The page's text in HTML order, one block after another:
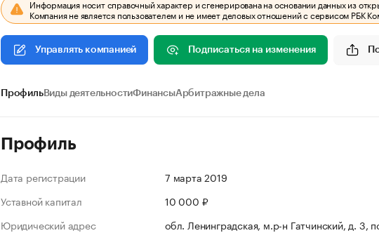
Информация носит справочный характер и сгенерирована на основании данных из
Компания не является пользователем и не имеет деловых отношений с сервисом РБК
Управлять компанией Подписаться на изменения
ПрофильВиды деятельностиФинансыАрбитражные дела
Профиль
Дата регистрации
7 марта 2019
Уставной капитал
10 000 ₽
Юридический адрес
обл. Ленинградская, м.р-н Гатчинский, д. 3,